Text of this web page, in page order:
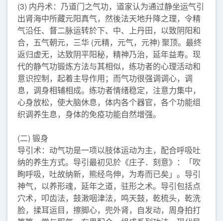
(3) 内丹术：乃道门之气功，道家认为通过静坐运气引
出肾海中所藏元阳真气，然後法天地升降之理，令精
气沿任、督二脉运转於下、中、上丹田，以致阴阳和
合，五气朝元，三华 (元精，元气，元神) 聚顶。最终
返归虚无，达致阴平阳秘，精神乃治，延年益寿。现
代的静气功锻炼方法与其相似，练功者的心理活动和
意识控制，起着主导作用；而气功很强调调心，调
息，调身相辅相成。练功者情绪稳定，注意力集中，
心身放松，使大脑休息，体内各个器官，各个功能组
织调养生息，身体的免疫功能自然增强。
(二) 锻身
导引术：动气功是一项以肢体运动为主，配合呼吸吐
纳的养生方式。导引最初见於《庄子．刻意》：「吹
眴呼吸，吐故纳新，熊经鸟伸，为寿而已矣」。导引
神气，以养形魂，延年之道，驻形之术。导引包括点
穴术，叩齿法，鼓潄咽津法，鸣天鼓，乾梳头，乾洗
脸，揉耳运目，擦脚心，兜外肾，自发动，周身拍打